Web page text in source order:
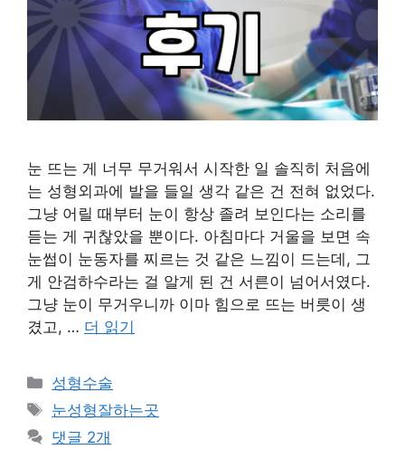
눈 뜨는 게 너무 무거워서 시작한 일 솔직히 처음에
는 성형외과에 발을 들일 생각 같은 건 전혀 없었다.
그냥 어릴 때부터 눈이 항상 졸려 보인다는 소리를
듣는 게 귀찮았을 뿐이다. 아침마다 거울을 보면 속
눈썹이 눈동자를 찌르는 것 같은 느낌이 드는데, 그
게 안검하수라는 걸 알게 된 건 서른이 넘어서였다.
그냥 눈이 무거우니까 이마 힘으로 뜨는 버릇이 생
겼고, … 더 읽기
카
테
리
성형수술
태
그
눈성형잘하는곳
댓글 2개